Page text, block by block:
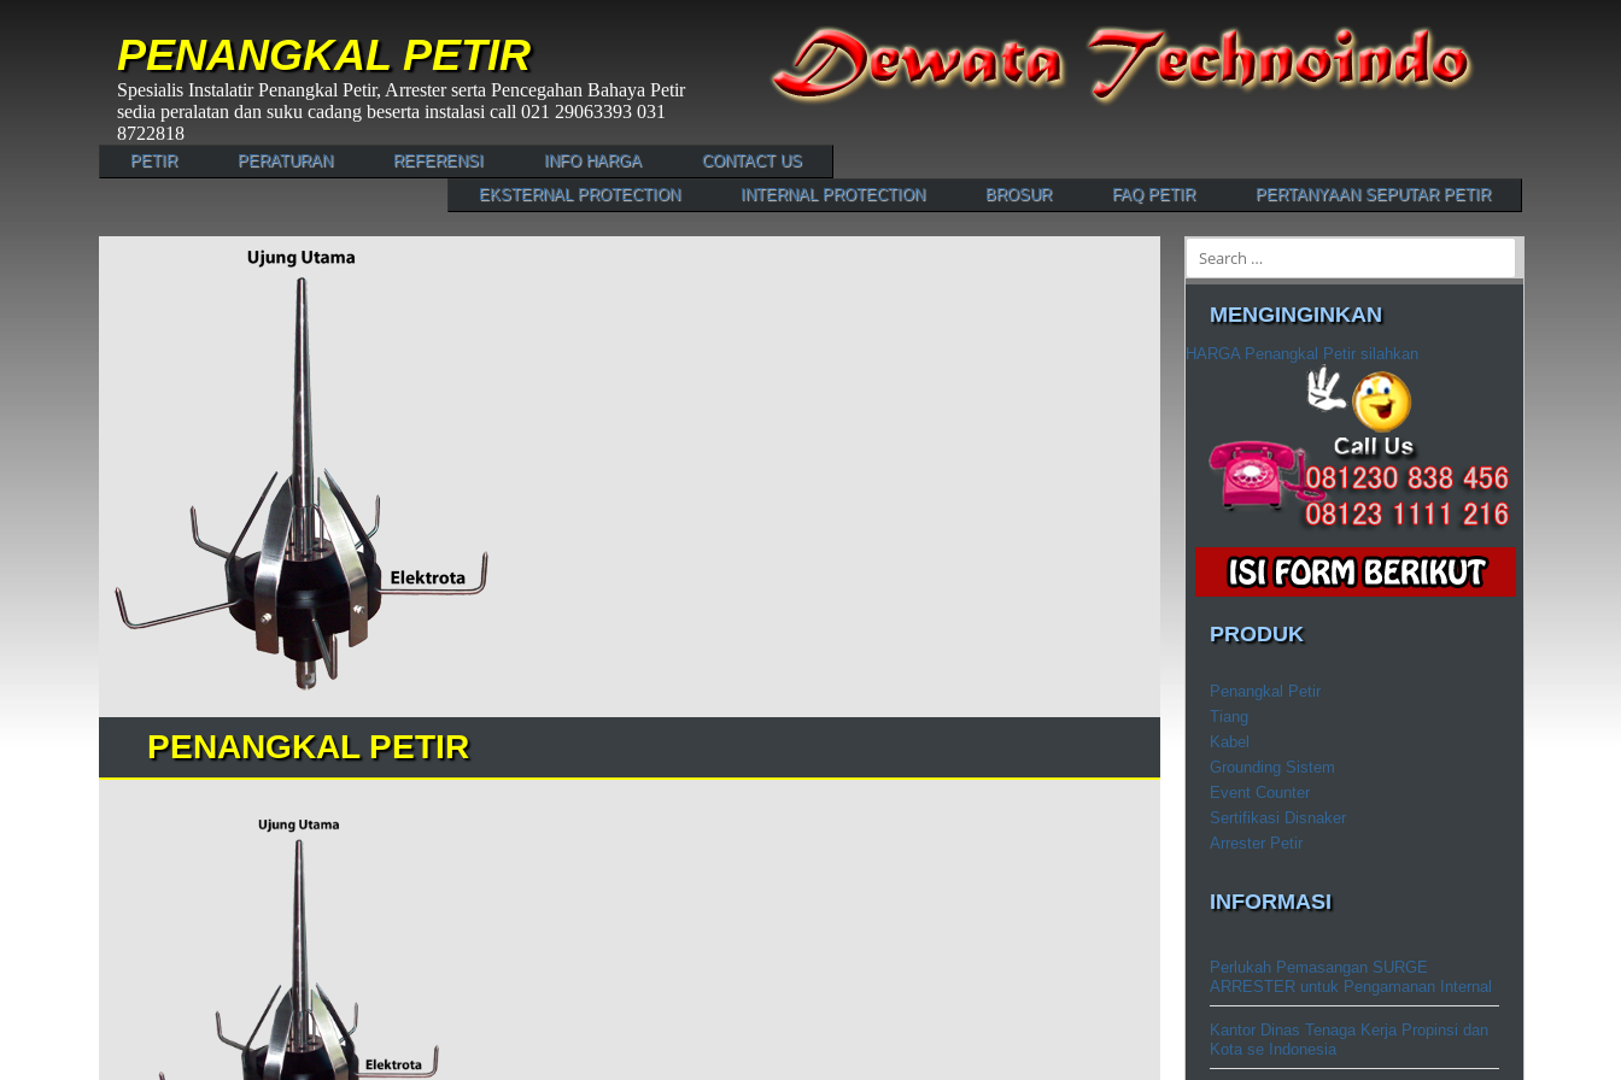
PENANGKAL PETIR
Spesialis Instalatir Penangkal Petir, Arrester serta Pencegahan Bahaya Petir
sedia peralatan dan suku cadang beserta instalasi call 021 29063393 031
8722818
PETIR PERATURAN REFERENSI INFO HARGA
CONTACT US
EKSTERNAL PROTECTION
INTERNAL PROTECTION BROSUR FAQ PETIR PERTANYAAN SEPUTAR PETIR
PENANGKAL PETIR
Search
MENGINGINKAN
HARGA Penangkal Petir silahkan
PRODUK
Penangkal Petir
Tiang
Kabel
Grounding Sistem
Event Counter
Sertifikasi Disnaker
Arrester Petir
INFORMASI
Perlukah Pemasangan SURGE
ARRESTER untuk Pengamanan Internal
Kantor Dinas Tenaga Kerja Propinsi dan
Kota se Indonesia